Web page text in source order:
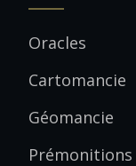
Oracles
Cartomancie
Géomancie
Prémonitions